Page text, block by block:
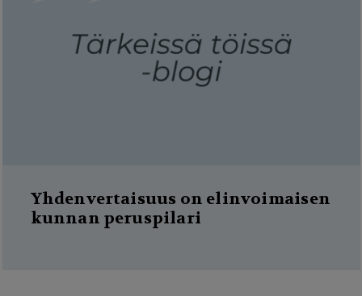
Yhdenvertaisuus on elinvoimaisen
kunnan peruspilari